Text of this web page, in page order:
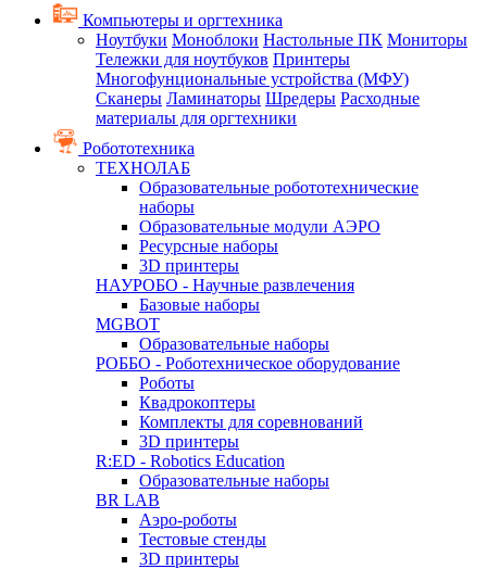
Компьютеры и оргтехника
Ноутбуки Моноблоки Настольные ПК Мониторы
Тележки для ноутбуков Принтеры
Многофунциональные устройства (МФУ)
Сканеры Ламинаторы Шредеры Расходные
материалы для оргтехники
Робототехника
ТЕХНОЛАБ
Образовательные робототехнические
наборы
Образовательные модули АЭРО
Ресурсные наборы
3D принтеры
НАУРОБО - Научные развлечения
Базовые наборы
MGBOT
Образовательные наборы
РОББО - Роботехническое оборудование
Роботы
Квадрокоптеры
Комплекты для соревнований
3D принтеры
R:ED - Robotics Education
Образовательные наборы
BR LAB
Аэро-роботы
Тестовые стенды
3D принтеры